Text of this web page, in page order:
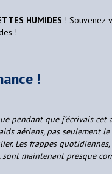
HUMIDES ! Souvenez-
!
!
pendant que j’écrivais cet
aériens, pas seulement
Les frappes
sont maintenant presque